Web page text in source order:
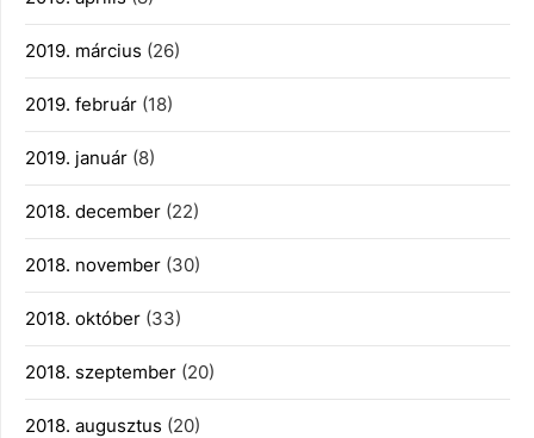
2019. március (26)
2019. február (18)
2019. január (8)
2018. december (22)
2018. november (30)
2018. október (33)
2018. szeptember (20)
2018. augusztus (20)